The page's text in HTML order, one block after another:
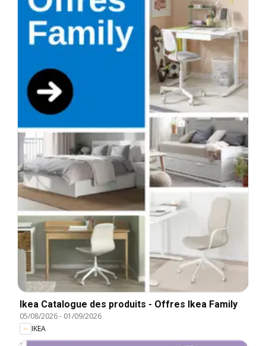
Ikea Catalogue des produits - Offres Ikea Family
05/08/2026- 01/09/2026
IKEA